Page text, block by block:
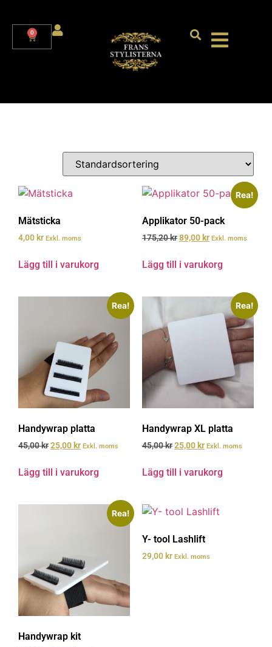
0
Mätsticka
4,00 kr Exkl. moms
Lägg till i varukorg
Rea!
Applikator 50-pack
175,20kr89,00 kr Exkl. moms
Lägg till i varukorg
Rea!
Handywrap platta
45,00kr25,00 kr Exkl. moms
Lägg till i varukorg
Rea!
Handywrap XL platta
45,00kr25,00 kr Exkl. moms
Lägg till i varukorg
Rea!
Handywrap kit
Y- tool Lashlift
29,00 kr Exkl. moms